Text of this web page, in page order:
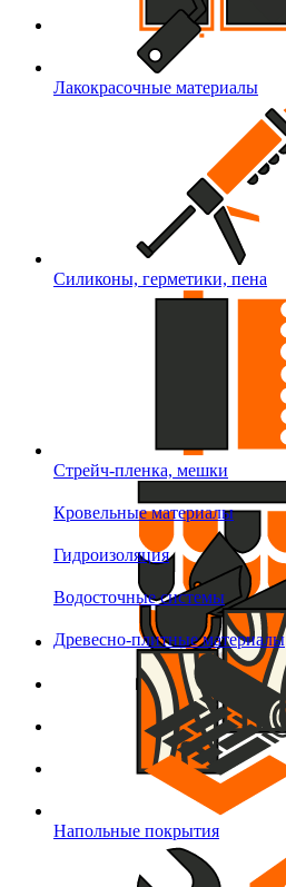
Лакокрасочные материалы
Силиконы, герметики, пена
Стрейч-пленка, мешки
Кровельные материалы
Гидроизоляция
Водосточные системы
Древесно-плитные материалы
Напольные покрытия